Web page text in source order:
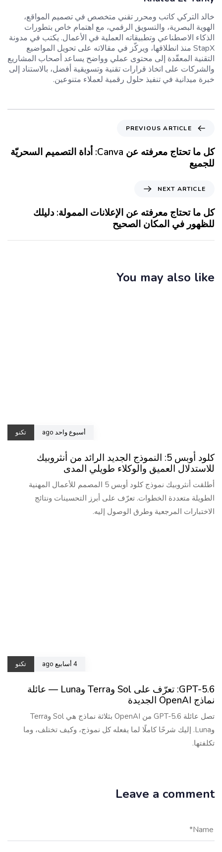
خالد التركي كاتب ومحرر تقني متخصص في تصميم المواقع،
الهوية البصرية، والتسويق الرقمي، مع اهتمام خاص بتطورات
الذكاء الاصطناعي وتطبيقاته العملية في الأعمال. يكتب في مدونة
StapX منذ انطلاقها، ويركّز في مقالاته على تحويل المواضيع
التقنية المعقّدة إلى محتوى عملي وواضح يساعد أصحاب المشاريع
والشركات على اتخاذ قرارات تقنية وتسويقية أفضل، بالاستناد إلى
خبرة ميدانية في تنفيذ حلول رقمية لعملاء متنوعين.
PREVIOUS ARTICLE
كل ما تحتاج معرفته عن Canva: أداة التصميم السحريّة
للجميع
NEXT ARTICLE
كل ما تحتاج معرفته عن الإعلانات الممولة: دليلك
للظهور في المكان الصحيح
You may also like
أسبوع واحد ago تكنو
كلود أوبس 5: النموذج الجديد الرائد من أنثروبيك
للاستدلال العميق والوكلاء طويلي المدى
أطلقت أنثروبيك نموذج كلود أوبس 5 المصمم للأعمال المهنية
الطويلة متعددة الخطوات. تعرّف على أبرز التحسينات ونتائج
الاختبارات المرجعية وطرق الوصول إليه.
4 أسابيع ago تكنو
GPT-5.6: تعرّف على Sol وTerra وLuna — عائلة
نماذج OpenAI الجديدة
تصل عائلة GPT-5.6 من OpenAI بثلاثة نماذج هي Sol وTerra
وLuna. إليك شرحًا كاملًا لما يفعله كل نموذج، وكيف تختلف، وما
تكلفتها.
Leave a comment